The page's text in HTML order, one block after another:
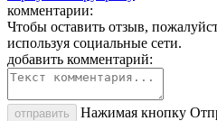
комментарии:
Чтобы оставить отзыв,
используя социальные сети.
добавить комментарий:
отправить
Нажимая кнопку